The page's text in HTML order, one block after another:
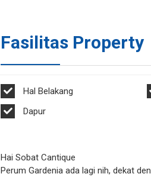
Fasilitas Property
Hal Belakang
Dapur
Hai Sobat Cantique
Perum Gardenia ada lagi nih, dekat